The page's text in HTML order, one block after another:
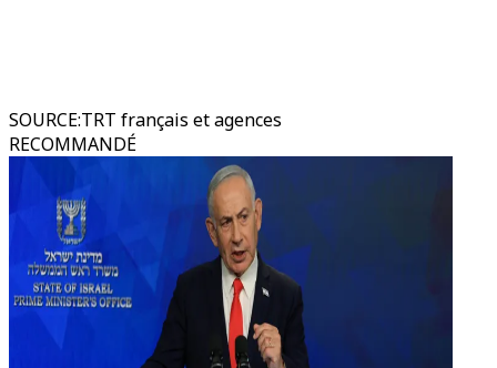
SOURCE:TRT français et agences
RECOMMANDÉ